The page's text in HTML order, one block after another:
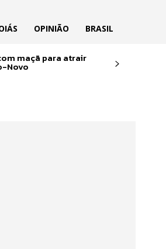
OPINIÃO BRASIL
maçã para atrair
Novo